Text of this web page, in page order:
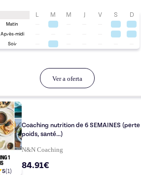
L M M J V S D
Matin
Après-midi
Soir
Ver a oferta
5(1)
Coaching nutrition de 6 SEMAINES
poids, santé...)
N&N Coaching
84.91€